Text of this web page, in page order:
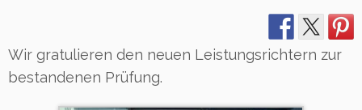
Wir gratulieren den neuen Leistungsrichtern zur
bestandenen Prüfung.